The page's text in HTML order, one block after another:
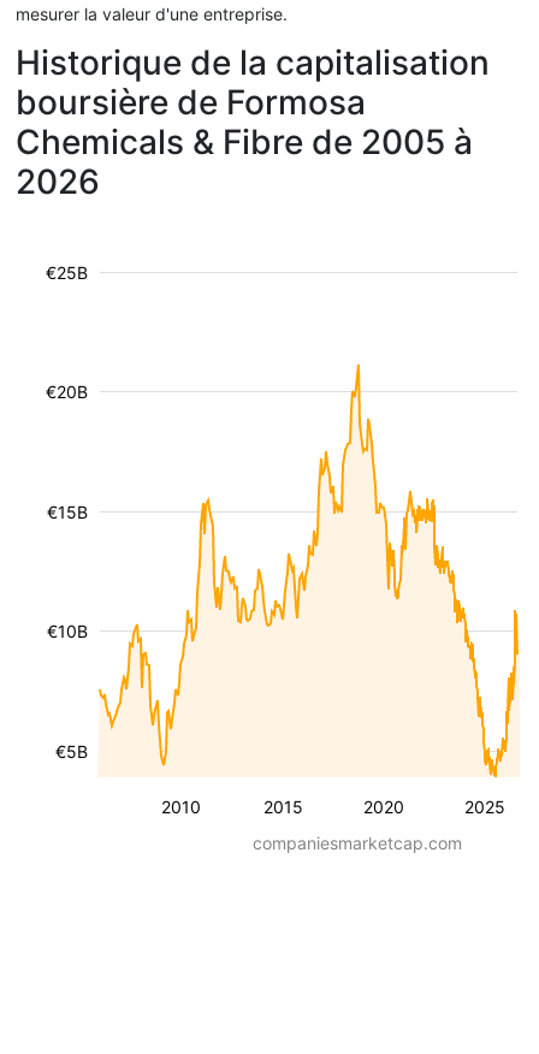
mesurer la valeur d'une entreprise.
Historique de la capitalisation
boursière de Formosa
Chemicals & Fibre de 2005 à
2026
2010 2015 2020 2025
€5B
€10B
€15B
€20B
€25B
companiesmarketcap.com